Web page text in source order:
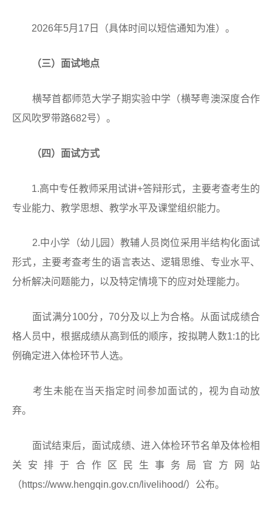
2026年5月17日（具体时间以短信通知为准）。
（三）面试地点
横琴首都师范大学子期实验中学（横琴粤澳深度合作
区风吹罗带路682号）。
（四） 面试方式
1.高中专任教师采用试讲+答辩形式，主要考查考生的
专业能力、教学思想、教学水平及课堂组织能力。
2.中小学（幼儿园）教辅人员岗位采用半结构化面试
形式，主要考查考生的语言表达、逻辑思维、专业水平、
分析解决问题能力，以及特定情境下的应对处理能力。
面试满分100分，70分及以上为合格。从面试成绩合
格人员中，根据成绩从高到低的顺序，按拟聘人数1:1的比
例确定进入体检环节人选。
考生未能在当天指定时间参加面试的，视为自动放
弃。
面试结束后，面试成绩、进入体检环节名单及体检相
关安排于合作区民生事务局官方网站
（https://www.hengqin.gov.cn/livelihood/）公布。